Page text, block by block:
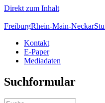
Direkt zum Inhalt
FreiburgRhein-Main-Neckar
Kontakt
E-Paper
Mediadaten
Suchformular